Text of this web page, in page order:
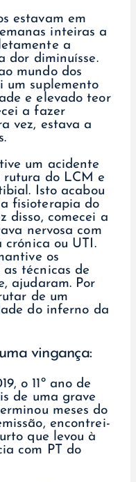
estavam em
inteiras a
a
dor diminuísse.
mundo dos
um suplemento
e elevado teor
a fazer
vez, estava a
um acidente
rutura do LCM e
Isto acabou
fisioterapia do
disso, comecei a
nervosa com
crónica ou UTI.
os
técnicas de
ajudaram. Por
de um
do inferno da
vingança:
o 11º ano de
de uma grave
meses do
encontrei-
que levou à
com PT do